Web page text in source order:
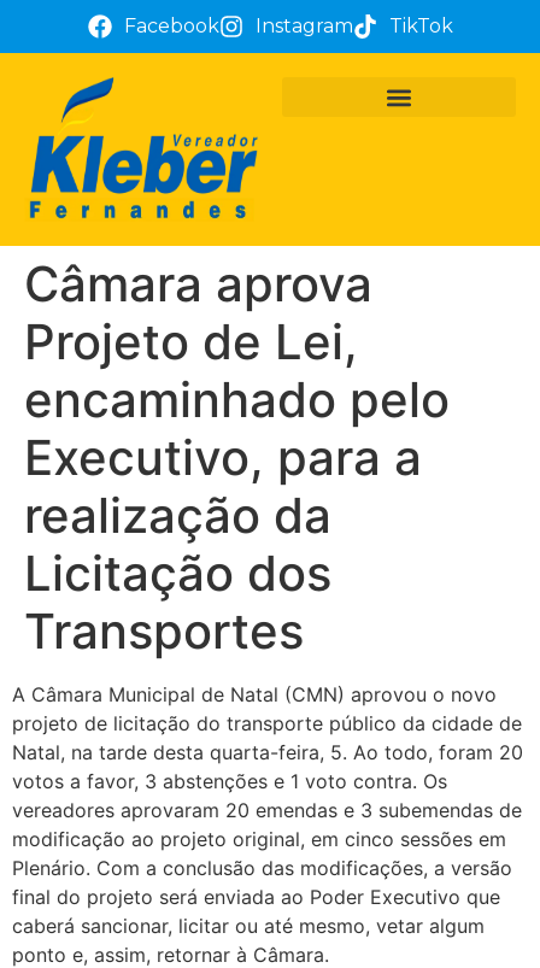
Facebook Instagram TikTok
Câmara aprova
Projeto de Lei,
encaminhado pelo
Executivo, para a
realização da
Licitação dos
Transportes
A Câmara Municipal de Natal (CMN) aprovou o novo
projeto de licitação do transporte público da cidade de
Natal, na tarde desta quarta-feira, 5. Ao todo, foram 20
votos a favor, 3 abstenções e 1 voto contra. Os
vereadores aprovaram 20 emendas e 3 subemendas de
modificação ao projeto original, em cinco sessões em
Plenário. Com a conclusão das modificações, a versão
final do projeto será enviada ao Poder Executivo que
caberá sancionar, licitar ou até mesmo, vetar algum
ponto e, assim, retornar à Câmara.